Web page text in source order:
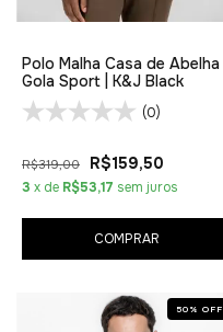
Polo Malha Casa de Abelha
Gola Sport | K&J Black
(0)
R$319,00 R$159,50
3 x de R$53,17 sem juros
COMPRAR
50 % OFF